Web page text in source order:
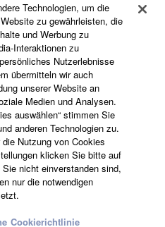
ID“ Technologien, um die
zu gewährleisten, die
und Werbung zu
Interaktionen zu
Nutzerlebnisse
übermitteln wir auch
unserer Website an
Medien und Analysen.
auswählen“ stimmen Sie
anderen Technologien zu.
Nutzung von Cookies
klicken Sie bitte auf
Sie nicht einverstanden sind,
nur die notwendigen
Cookierichtlinie